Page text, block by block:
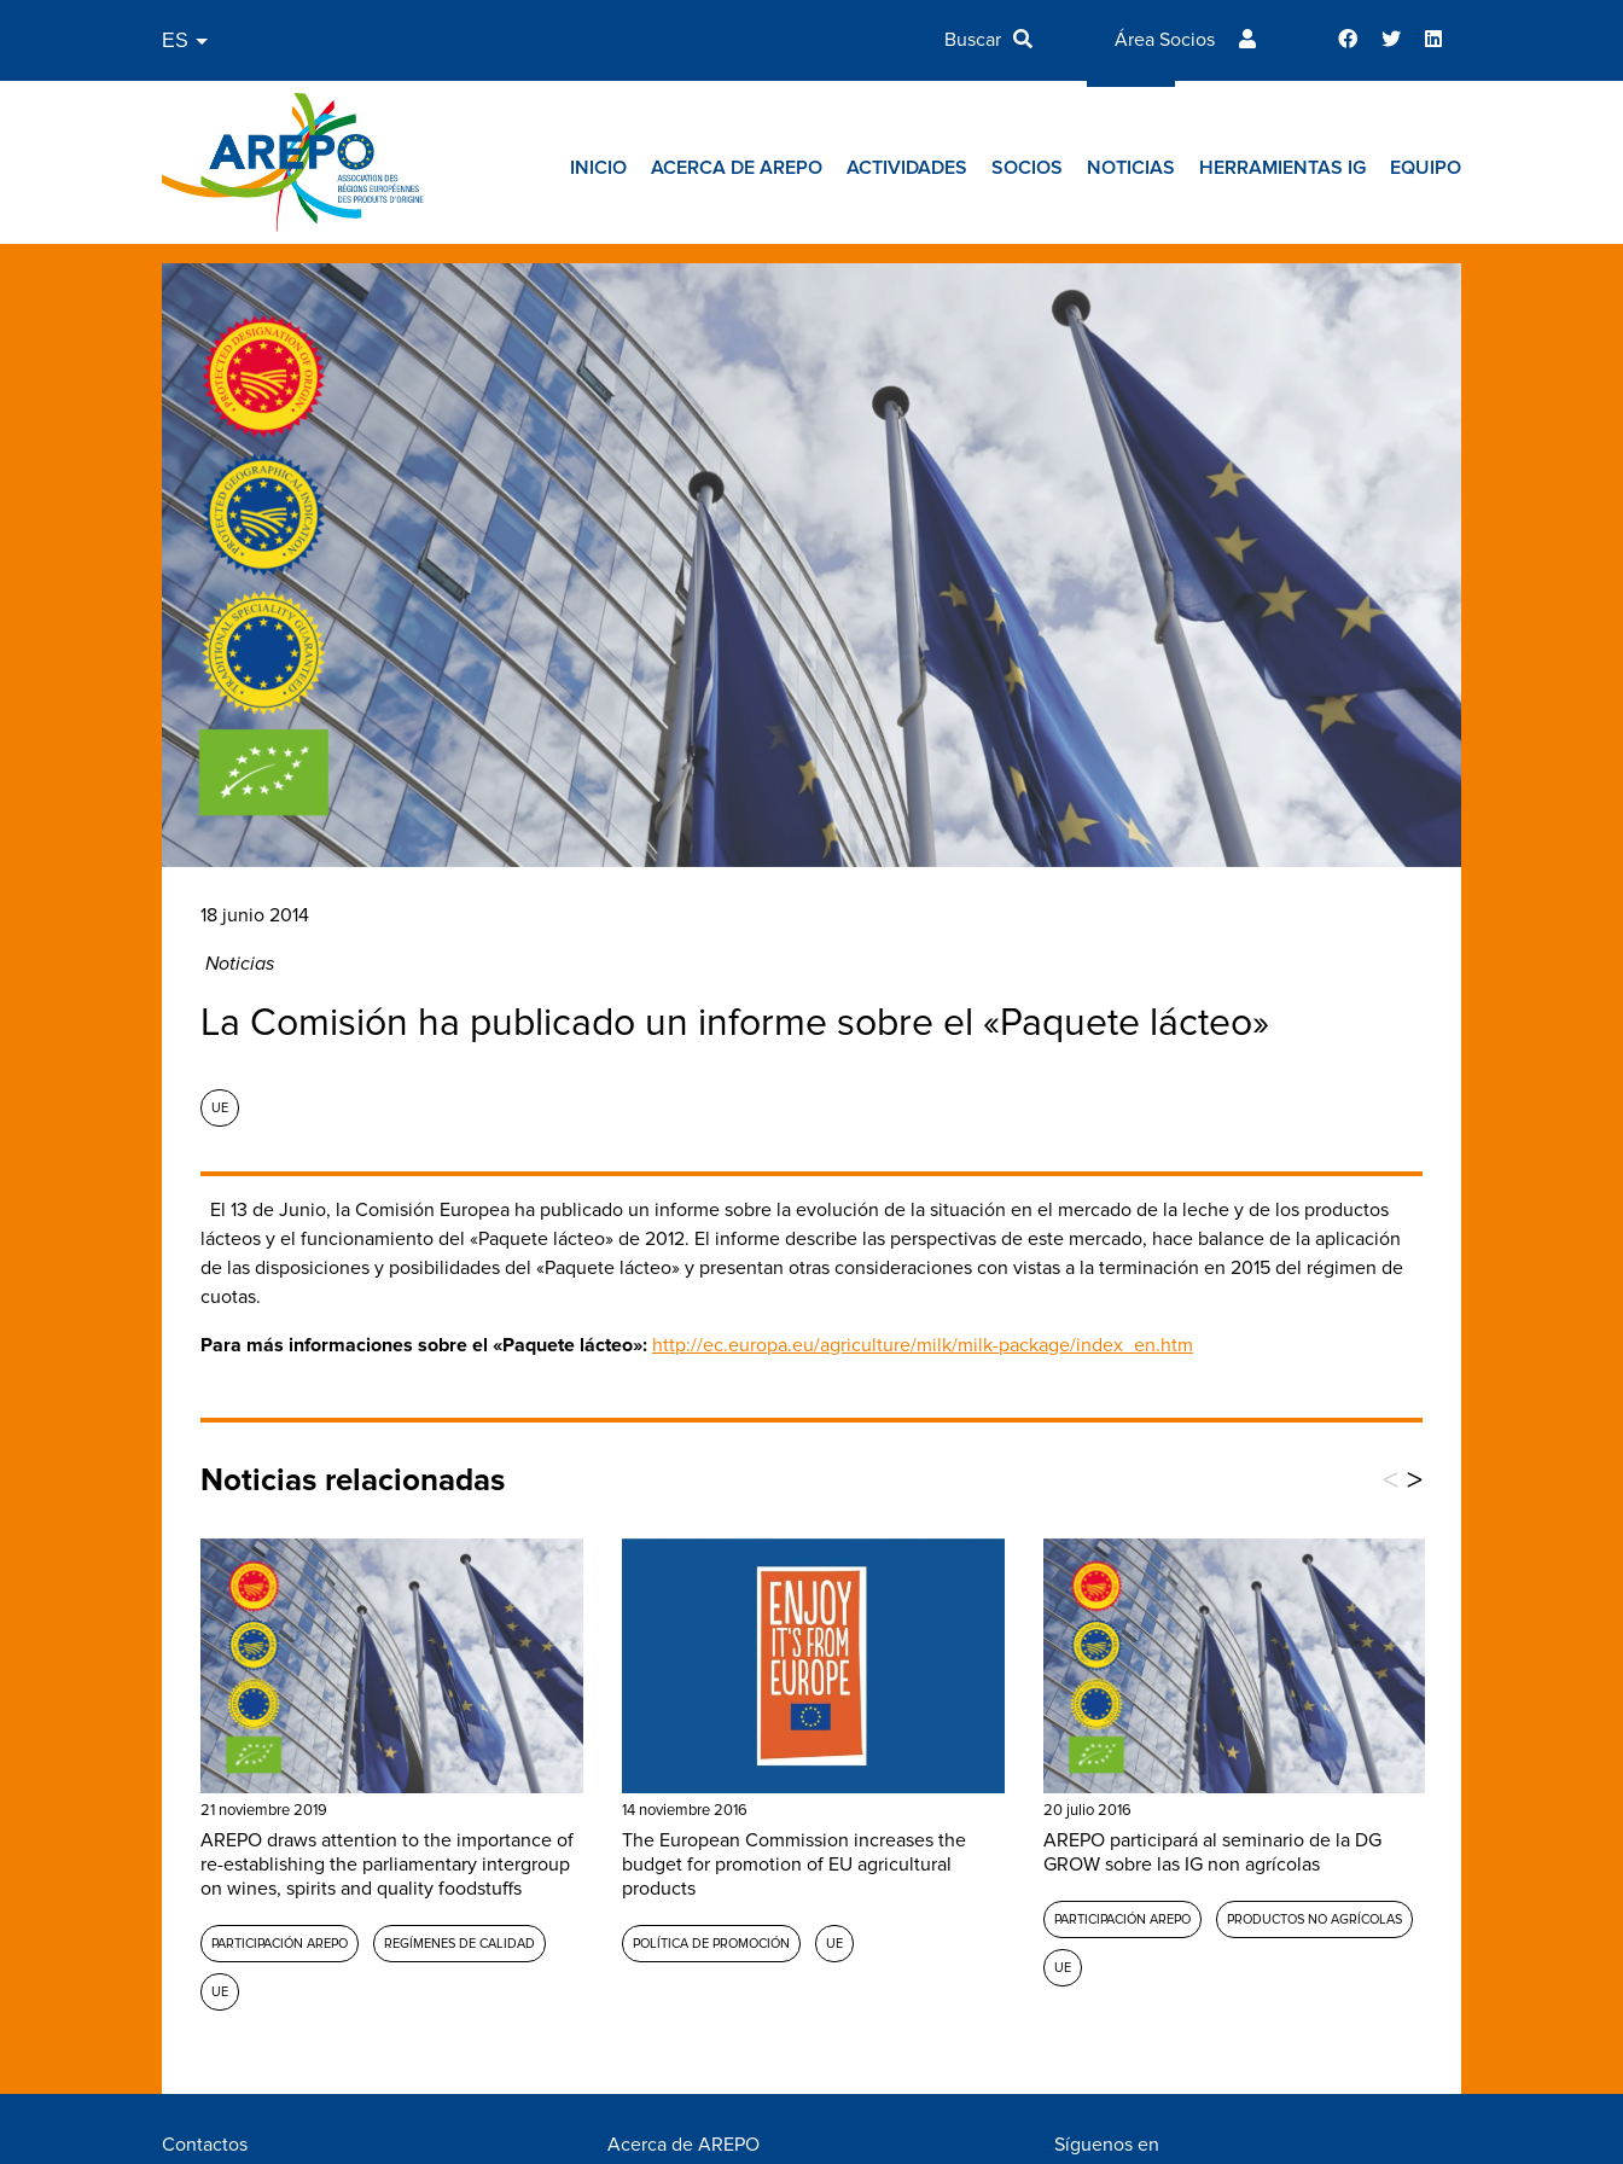
Área Socios
INICIO ACERCA DE AREPO ACTIVIDADES SOCIOS NOTICIAS HERRAMIENTAS IG EQUIPO
18 junio 2014
Noticias
La Comisión ha publicado un informe sobre el «Paquete lácteo»
UE
El 13 de Junio, la Comisión Europea ha publicado un informe sobre la evolución de la situación en el mercado de la leche y de los productos
lácteos y el funcionamiento del «Paquete lácteo» de 2012. El informe describe las perspectivas de este mercado, hace balance de la aplicación
de las disposiciones y posibilidades del «Paquete lácteo» y presentan otras consideraciones con vistas a la terminación en 2015 del régimen de
cuotas.
Para más informaciones sobre el «Paquete lácteo»: http://ec.europa.eu/agriculture/milk/milk-package/index_en.htm
Noticias relacionadas < >
21 noviembre 2019
AREPO draws attention to the importance of
re-establishing the parliamentary intergroup
on wines, spirits and quality foodstuffs
PARTICIPACIÓN AREPO REGÍMENES DE CALIDAD
UE
14 noviembre 2016
The European Commission increases the
budget for promotion of EU agricultural
products
POLÍTICA DE PROMOCIÓN UE
20 julio 2016
AREPO participará al seminario de la DG
GROW sobre las IG non agrícolas
PARTICIPACIÓN AREPO PRODUCTOS NO AGRÍCOLAS
UE
Contactos Acerca de AREPO Síguenos en